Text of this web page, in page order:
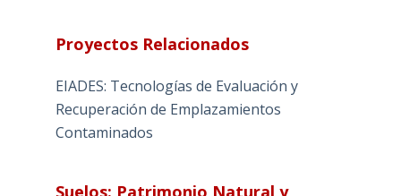
Proyectos Relacionados
EIADES: Tecnologías de Evaluación y
Recuperación de Emplazamientos
Contaminados